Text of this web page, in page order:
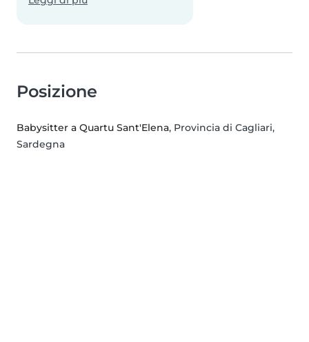
Posizione
Babysitter a Quartu Sant'Elena, Provincia di Cagliari,
Sardegna